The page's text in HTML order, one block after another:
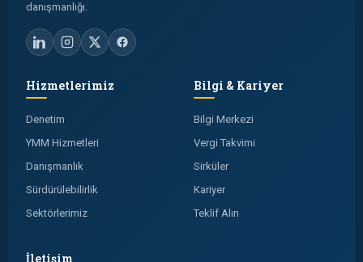
danışmanlığı.
Hizmetlerimiz
Denetim
YMM Hizmetleri
Danışmanlık
Sürdürülebilirlik
Sektörlerimiz
Bilgi & Kariyer
Bilgi Merkezi
Vergi Takvimi
Sirküler
Kariyer
Teklif Alın
İletişim